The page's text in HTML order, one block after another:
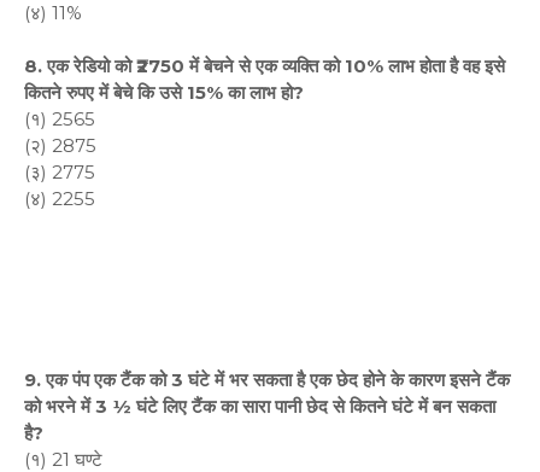
(४) 11%
8. एक रेडियो को ₹2750 में बेचने से एक व्यक्ति को 10% लाभ होता है वह इसे
कितने रुपए में बेचे कि उसे 15% का लाभ हो?
(१) 2565
(२) 2875
(३) 2775
(४) 2255
9. एक पंप एक टैंक को 3 घंटे में भर सकता है एक छेद होने के कारण इसने टैंक
को भरने में 3 ½ घंटे लिए टैंक का सारा पानी छेद से कितने घंटे में बन सकता
है?
(१) 21 घण्टे